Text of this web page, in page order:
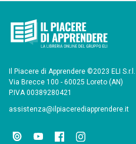
Il Piacere di Apprendere ©2023 ELI S.r.l.
Via Brecce 100 - 60025 Loreto (AN)
P.IVA 00389280421
assistenza@ilpiacerediapprendere.it